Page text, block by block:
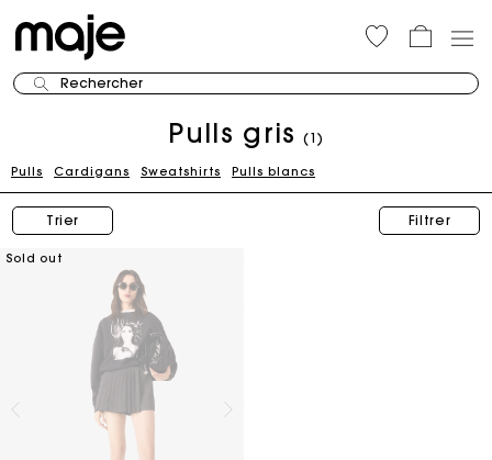
Rechercher
Pulls gris (1)
Pulls Cardigans Sweatshirts Pulls blancs
Trier Filtrer
Sold out